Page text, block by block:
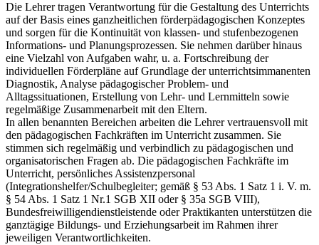
Die Lehrer tragen Verantwortung für die Gestaltung des Unterrichts
auf der Basis eines ganzheitlichen förderpädagogischen Konzeptes
und sorgen für die Kontinuität von klassen- und stufenbezogenen
Informations- und Planungsprozessen. Sie nehmen darüber hinaus
eine Vielzahl von Aufgaben wahr, u. a. Fortschreibung der
individuellen Förderpläne auf Grundlage der unterrichtsimmanenten
Diagnostik, Analyse pädagogischer Problem- und
Alltagssituationen, Erstellung von Lehr- und Lernmitteln sowie
regelmäßige Zusammenarbeit mit den Eltern.
In allen benannten Bereichen arbeiten die Lehrer vertrauensvoll mit
den pädagogischen Fachkräften im Unterricht zusammen. Sie
stimmen sich regelmäßig und verbindlich zu pädagogischen und
organisatorischen Fragen ab. Die pädagogischen Fachkräfte im
Unterricht, persönliches Assistenzpersonal
(Integrationshelfer/Schulbegleiter; gemäß § 53 Abs. 1 Satz 1 i. V. m.
§ 54 Abs. 1 Satz 1 Nr.1 SGB XII oder § 35a SGB VIII),
Bundesfreiwilligendienstleistende oder Praktikanten unterstützen die
ganztägige Bildungs- und Erziehungsarbeit im Rahmen ihrer
jeweiligen Verantwortlichkeiten.